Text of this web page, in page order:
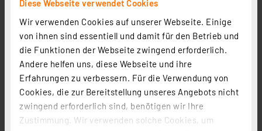
Diese Webseite verwendet Cookies
Wir verwenden Cookies auf unserer Webseite. Einige
von ihnen sind essentiell und damit für den Betrieb und
die Funktionen der Webseite zwingend erforderlich.
Andere helfen uns, diese Webseite und ihre
Erfahrungen zu verbessern. Für die Verwendung von
Cookies, die zur Bereitstellung unseres Angebots nicht
zwingend erforderlich sind, benötigen wir Ihre
Zustimmung. Wir verwenden solche Cookies, um
LUXULA Tischleuchte JAR, LX100188, Steinoptik
Artikel-Nr. 254303
12,61 €
Informationen zu Versandkosten